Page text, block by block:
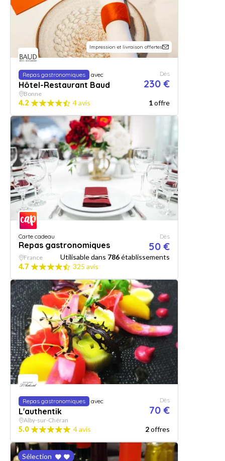
Impression et livraison offertes
Repas gastronomiques avec
Hôtel-Restaurant Baud
Dès
230 €
Bonne
4.2 4 avis 1offre
Carte cadeau
Repas gastronomiques
Dès
50 €
France Utilisable dans 786établissements
4.7
325 avis
Repas gastronomiques avec
L'authentik
Dès
70 €
Alby-sur-Chéran
5.0 4 avis 2offres
Sélection